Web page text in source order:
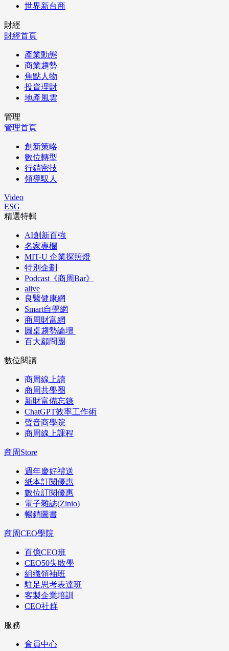
世界新台商
財經
財經首頁
產業動態
商業趨勢
焦點人物
投資理財
地產風雲
管理
管理首頁
創新策略
數位轉型
行銷密技
領導馭人
Video
ESG
精選特輯
AI創新百強
名家專欄
MIT-U 企業探照燈
特別企劃
Podcast《商周Bar》
alive
良醫健康網
Smart自學網
商周財富網
圓桌趨勢論壇
百大顧問團
數位閱讀
商周線上讀
商周共學圈
新財富備忘錄
ChatGPT效率工作術
聲音商學院
商周線上課程
商周Store
週年慶好禮送
紙本訂閱優惠
數位訂閱優惠
電子雜誌(Zinio)
暢銷圖書
商周CEO學院
百億CEO班
CEO50失敗學
組織領袖班
駐足思考表達班
客製企業培訓
CEO社群
服務
會員中心